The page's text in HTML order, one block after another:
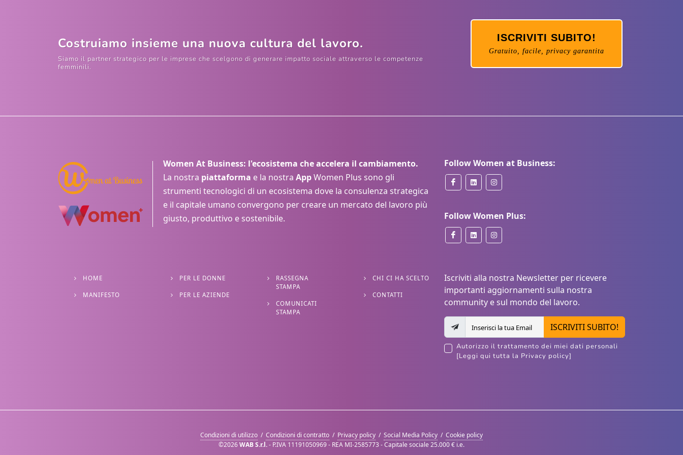
Costruiamo insieme una nuova cultura del lavoro.
Siamo il partner strategico per le imprese che scelgono di generare impatto sociale attraverso le competenze
femminili.
ISCRIVITI SUBITO!
Gratuito, facile, privacy garantita
Women At Business: l'ecosistema che accelera il cambiamento.
La nostra piattaforma e la nostraAppWomen Plus sono gli
strumenti tecnologici di un ecosistema dove la consulenza strategica
e il capitale umano convergono per creare un mercato del lavoro più
giusto, produttivo e sostenibile.
Follow Women at Business:
Follow Women Plus:
HOME
MANIFESTO
PER LE DONNE
PER LE AZIENDE
RASSEGNA
STAMPA
COMUNICATI
STAMPA
CHI CI HA SCELTO
CONTATTI
Iscriviti alla nostra Newsletter per ricevere
importanti aggiornamenti sulla nostra
community e sul mondo del lavoro.
ISCRIVITI SUBITO!
Autorizzo il trattamento dei miei dati personali
[Leggi qui tutta la Privacy policy]
Condizioni di utilizzo / Condizioni di contratto / Privacy policy / Social Media Policy / Cookie policy
©2026WAB S.r.l.- P.IVA 11191050969 - REA MI-2585773 - Capitale sociale 25.000 € i.e.